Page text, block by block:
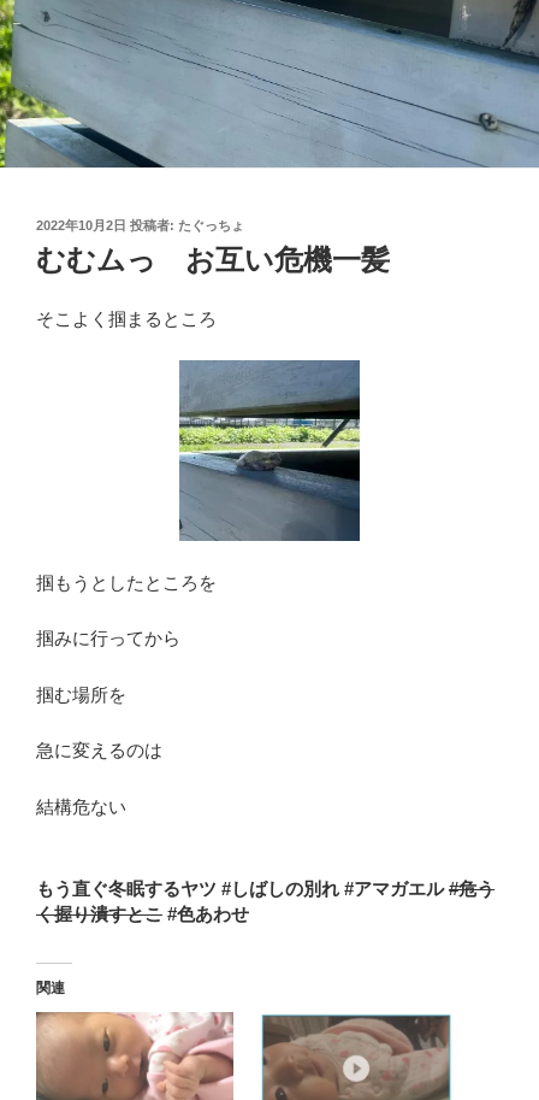
投
稿
日:
2022年10月2日 投稿者: たぐっちょ
むむムっ お互い危機一髪
そこよく掴まるところ
掴もうとしたところを
掴みに行ってから
掴む場所を
急に変えるのは
結構危ない
もう直ぐ冬眠するヤツ #しばしの別れ #アマガエル#危う
く握り潰すとこ #色あわせ
関連